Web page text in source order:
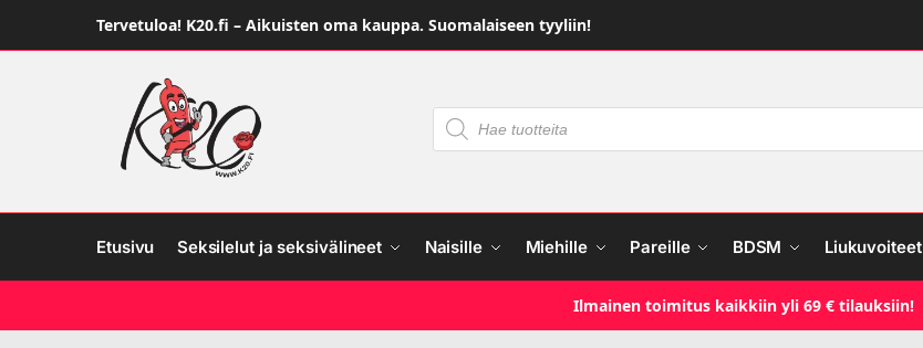
Tervetuloa! K20.fi – Aikuisten oma kauppa. Suomalaiseen tyyliin!
Etusivu Seksilelut ja seksivälineet Naisille Miehille Pareille BDSM Liukuvoiteet
Ilmainen toimitus kaikkiin yli 69 € tilauksiin!